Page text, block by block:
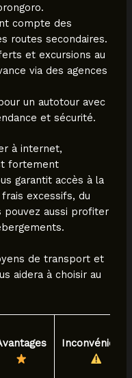
compte des
routes secondaires.
et excursions au
via des agences
un autotour avec
et sécurité.
à internet,
fortement
garantit accès à la
excessifs, du
pouvez aussi profiter
de transport et
aidera à choisir au
Inconvénients